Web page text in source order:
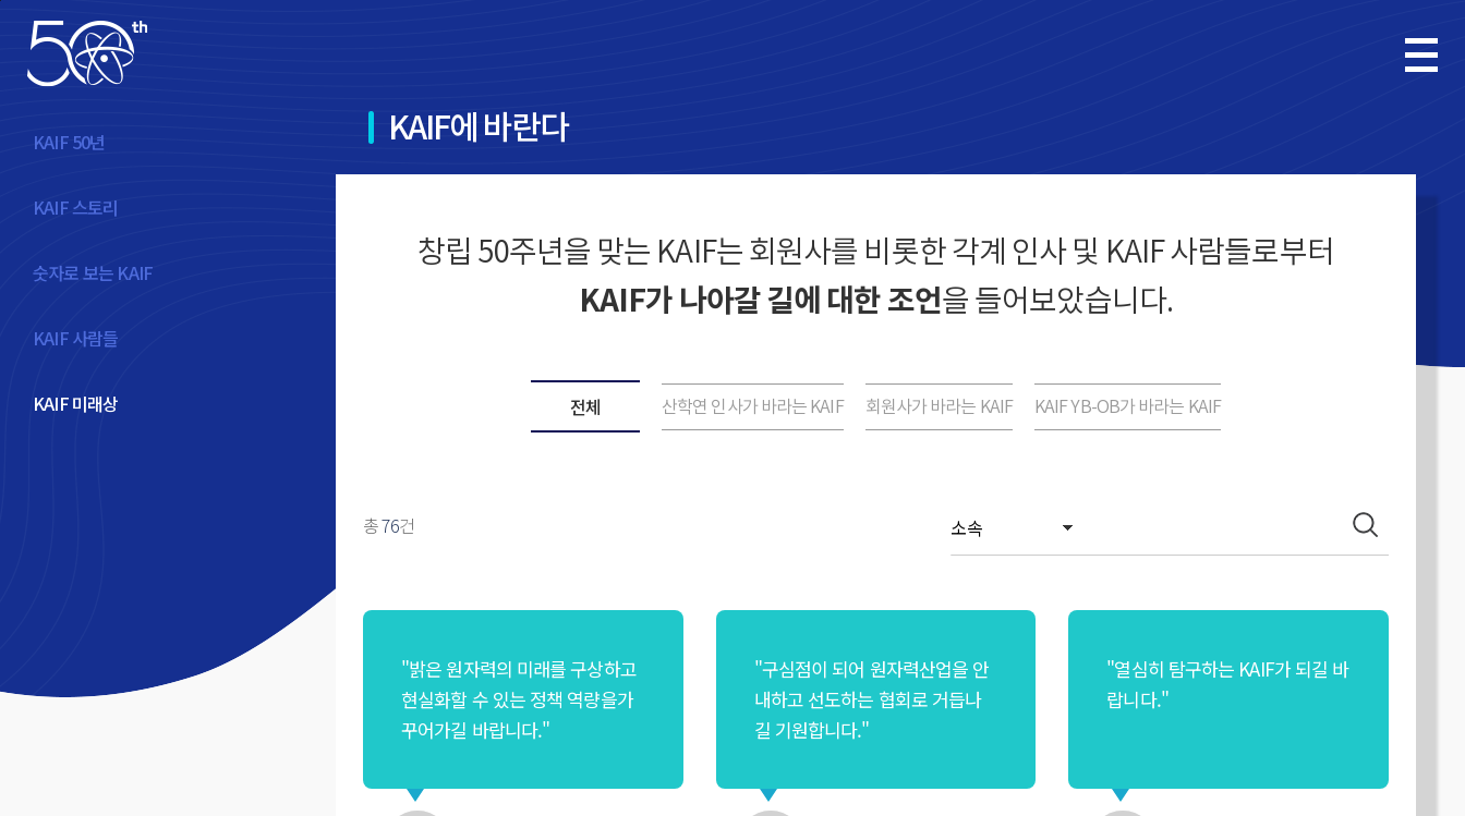
KAIF 50년
KAIF 스토리
숫자로 보는 KAIF
KAIF 사람들
KAIF 미래상
KAIF에 바란다
창립 50주년을 맞는 KAIF는 회원사를 비롯한 각계 인사 및 KAIF 사람들로부터
KAIF가 나아갈 길에 대한 조언을 들어보았습니다.
전체 산학연 인사가 바라는 KAIF 회원사가 바라는 KAIF KAIF YB-OB가 바라는 KAIF
총76건
"밝은 원자력의 미래를 구상하고
현실화할 수 있는 정책 역량을가
꾸어가길 바랍니다."
"구심점이 되어 원자력산업을 안
내하고 선도하는 협회로 거듭나
길 기원합니다."
"열심히 탐구하는 KAIF가 되길 바
랍니다."